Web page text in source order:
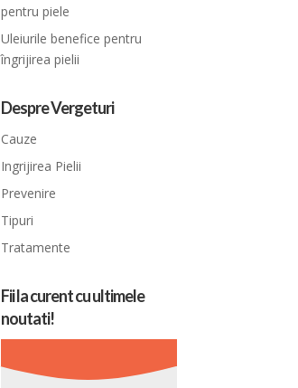
pentru piele
Uleiurile benefice pentru
îngrijirea pielii
Despre Vergeturi
Cauze
Ingrijirea Pielii
Prevenire
Tipuri
Tratamente
Fii la curent cu ultimele
noutati!